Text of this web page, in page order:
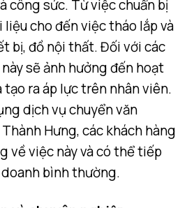
công sức. Từ việc chuẩn bị
cho đến việc tháo lắp và
bị, đồ nội thất. Đối với các
sẽ ảnh hưởng đến hoạt
ra áp lực trên nhân viên.
dịch vụ chuyển văn
Hưng, các khách hàng
về việc này và có thể tiếp
bình thường.